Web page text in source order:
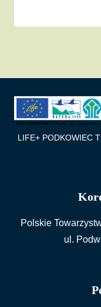
LIFE+ PODKOWIEC
Polskie
ul.